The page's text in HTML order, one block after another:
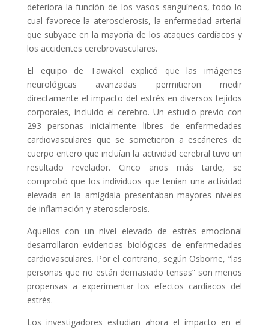
deteriora la función de los vasos sanguíneos, todo lo
cual favorece la aterosclerosis, la enfermedad arterial
que subyace en la mayoría de los ataques cardíacos y
los accidentes cerebrovasculares.
El equipo de Tawakol explicó que las imágenes
neurológicas avanzadas permitieron medir
directamente el impacto del estrés en diversos tejidos
corporales, incluido el cerebro. Un estudio previo con
293 personas inicialmente libres de enfermedades
cardiovasculares que se sometieron a escáneres de
cuerpo entero que incluían la actividad cerebral tuvo un
resultado revelador. Cinco años más tarde, se
comprobó que los individuos que tenían una actividad
elevada en la amígdala presentaban mayores niveles
de inflamación y aterosclerosis.
Aquellos con un nivel elevado de estrés emocional
desarrollaron evidencias biológicas de enfermedades
cardiovasculares. Por el contrario, según Osborne, “las
personas que no están demasiado tensas” son menos
propensas a experimentar los efectos cardíacos del
estrés.
Los investigadores estudian ahora el impacto en el